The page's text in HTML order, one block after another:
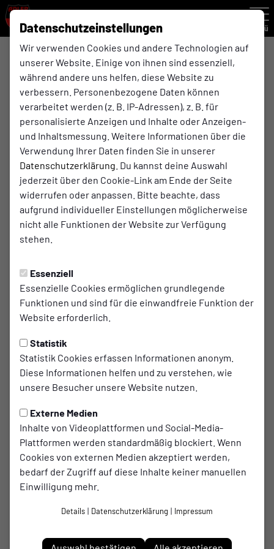
Datenschutzeinstellungen
Wir verwenden Cookies und andere Technologien auf
unserer Website. Einige von ihnen sind essenziell,
während andere uns helfen, diese Website zu
verbessern. Personenbezogene Daten können
verarbeitet werden (z. B. IP-Adressen), z. B. für
personalisierte Anzeigen und Inhalte oder Anzeigen-
und Inhaltsmessung. Weitere Informationen über die
Verwendung Ihrer Daten finden Sie in unserer
Datenschutzerklärung . Du kannst deine Auswahl
jederzeit über den Cookie-Link am Ende der Seite
widerrufen oder anpassen. Bitte beachte, dass
aufgrund individueller Einstellungen möglicherweise
nicht alle Funktionen der Website zur Verfügung
stehen.
Essenziell
Essenzielle Cookies ermöglichen grundlegende
Funktionen und sind für die einwandfreie Funktion der
Website erforderlich.
Statistik
Statistik Cookies erfassen Informationen anonym.
Diese Informationen helfen und zu verstehen, wie
unsere Besucher unsere Website nutzen.
Externe Medien
Inhalte von Videoplattformen und Social-Media-
Plattformen werden standardmäßig blockiert. Wenn
Cookies von externen Medien akzeptiert werden,
bedarf der Zugriff auf diese Inhalte keiner manuellen
Einwilligung mehr.
Details | Datenschutzerklärung | Impressum
Menü
1. Frauen
Übersicht Kader
Saskia
Kretzer
Geburtsdatum